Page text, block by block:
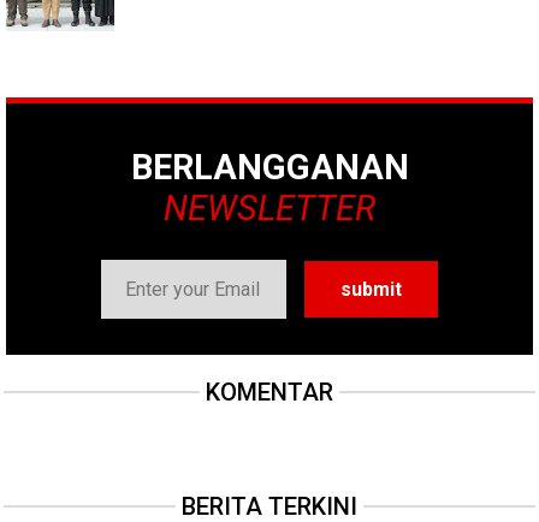
BERLANGGANAN
NEWSLETTER
KOMENTAR
BERITA TERKINI